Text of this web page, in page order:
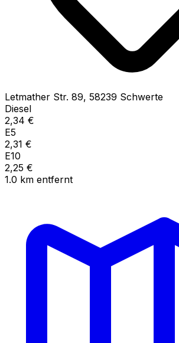
Letmather Str. 89, 58239 Schwerte
Diesel
2,34 €
E5
2,31 €
E10
2,25 €
1.0 km entfernt